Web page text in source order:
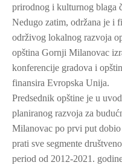
prirodnog i kulturnog blaga
Nedugo zatim, održana je i
održivog lokalnog razvoja
opština Gornji Milanovac
konferencije gradova i
finansira Evropska Unija.
Predsednik opštine je u
planiranog razvoja za
Milanovac po prvi put
prati sve segmente
period od 2012-2021.